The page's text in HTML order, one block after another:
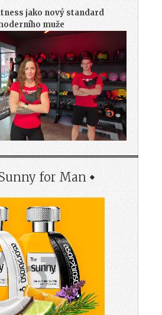
jako nový standard
muže
for Man